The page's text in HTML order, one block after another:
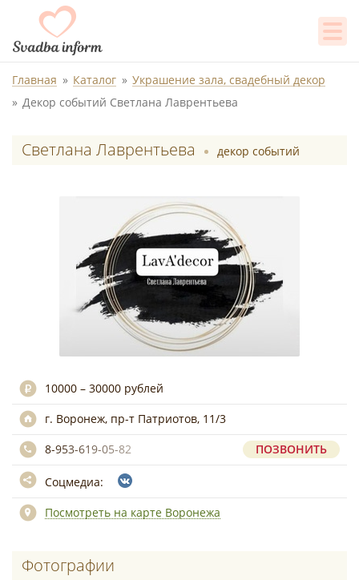
Главная Каталог
Украшение зала, свадебный декор
Декор событий Светлана Лаврентьева
Светлана Лаврентьева декор событий
10000 – 30000 рублей
г. Воронеж, пр-т Патриотов, 11/3
8-953-619-05-82
ПОЗВОНИТЬ
Соцмедиа:
Посмотреть на карте Воронежа
Фотографии